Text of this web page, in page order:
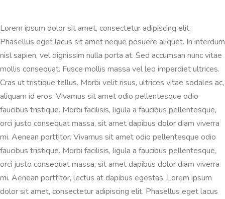
Lorem ipsum dolor sit amet, consectetur adipiscing elit.
Phasellus eget lacus sit amet neque posuere aliquet. In interdum
nisl sapien, vel dignissim nulla porta at. Sed accumsan nunc vitae
mollis consequat. Fusce mollis massa vel leo imperdiet ultrices.
Cras ut tristique tellus. Morbi velit risus, ultrices vitae sodales ac,
aliquam id eros. Vivamus sit amet odio pellentesque odio
faucibus tristique. Morbi facilisis, ligula a faucibus pellentesque,
orci justo consequat massa, sit amet dapibus dolor diam viverra
mi. Aenean porttitor. Vivamus sit amet odio pellentesque odio
faucibus tristique. Morbi facilisis, ligula a faucibus pellentesque,
orci justo consequat massa, sit amet dapibus dolor diam viverra
mi. Aenean porttitor, lectus at dapibus egestas. Lorem ipsum
dolor sit amet, consectetur adipiscing elit. Phasellus eget lacus